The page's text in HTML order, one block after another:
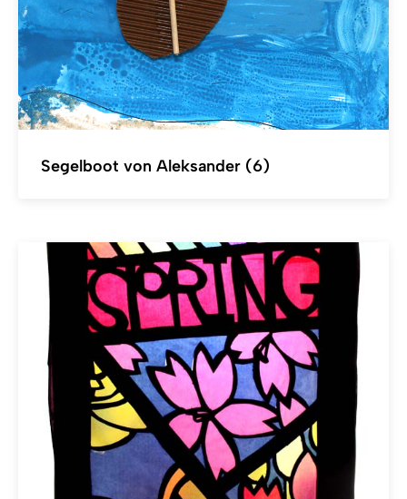
Segelboot von Aleksander (6)